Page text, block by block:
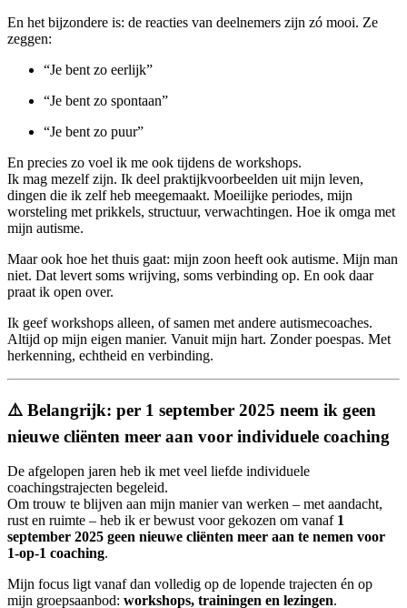
En het bijzondere is: de reacties van deelnemers zijn zó mooi. Ze
zeggen:
“Je bent zo eerlijk”
“Je bent zo spontaan”
“Je bent zo puur”
En precies zo voel ik me ook tijdens de workshops.
Ik mag mezelf zijn. Ik deel praktijkvoorbeelden uit mijn leven,
dingen die ik zelf heb meegemaakt. Moeilijke periodes, mijn
worsteling met prikkels, structuur, verwachtingen. Hoe ik omga met
mijn autisme.
Maar ook hoe het thuis gaat: mijn zoon heeft ook autisme. Mijn man
niet. Dat levert soms wrijving, soms verbinding op. En ook daar
praat ik open over.
Ik geef workshops alleen, of samen met andere autismecoaches.
Altijd op mijn eigen manier. Vanuit mijn hart. Zonder poespas. Met
herkenning, echtheid en verbinding.
⚠️ Belangrijk: per 1 september 2025 neem ik geen
nieuwe cliënten meer aan voor individuele coaching
De afgelopen jaren heb ik met veel liefde individuele
coachingstrajecten begeleid.
Om trouw te blijven aan mijn manier van werken – met aandacht,
rust en ruimte – heb ik er bewust voor gekozen om vanaf 1
september 2025 geen nieuwe cliënten meer aan te nemen voor
1-op-1 coaching.
Mijn focus ligt vanaf dan volledig op de lopende trajecten én op
mijn groepsaanbod: workshops, trainingen en lezingen.